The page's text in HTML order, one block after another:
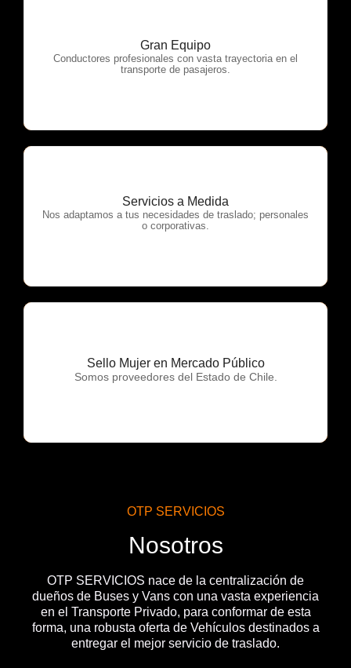
Gran Equipo
Conductores profesionales con vasta trayectoria en el
transporte de pasajeros.
OTP Servicios
Servicios a Medida
Nos adaptamos a tus necesidades de traslado; personales
o corporativas.
OTP Servicios
Sello Mujer en Mercado Público
Somos proveedores del Estado de Chile.
OTP Servicios
OTP SERVICIOS
Nosotros
OTP SERVICIOS nace de la centralización de
dueños de Buses y Vans con una vasta experiencia
en el Transporte Privado, para conformar de esta
forma, una robusta oferta de Vehículos destinados a
entregar el mejor servicio de traslado.